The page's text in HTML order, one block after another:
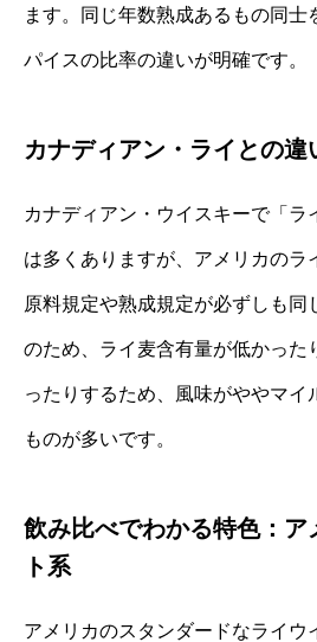
ます。同じ年数熟成あるもの同士
パイスの比率の違いが明確です。
カナディアン・ライとの違
カナディアン・ウイスキーで「ラ
は多くありますが、アメリカのラ
原料規定や熟成規定が必ずしも同
のため、ライ麦含有量が低かった
ったりするため、風味がややマイ
ものが多いです。
飲み比べでわかる特色：ア
ト系
アメリカのスタンダードなライウ